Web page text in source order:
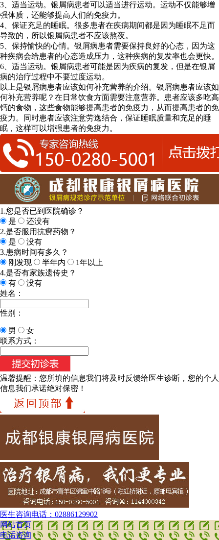
3、适当运动。银屑病患者可以适当进行运动。运动不仅能够增
强体质，还能够提高人们的免疫力。
4、保证充足的睡眠。很多患者在疾病期间都是因为睡眠不足而
导致的，所以银屑病患者不应该熬夜。
5、保持愉快的心情。银屑病患者需要保持良好的心态，因为这
种疾病会给患者的心态造成压力，这种疾病的复发率也会更快。
6、适当运动。银屑病患者可能是因为疾病的复发，但是在银屑
病的治疗过程中不要过度运动。
以上是银屑病患者应该如何补充营养的介绍。银屑病患者应该如
何补充营养呢？在日常饮食方面需要注意营养。患者应该多吃高
钙的食物，这些食物能够提高患者的免疫力，从而提高患者的免
疫力。同时患者应该注意劳逸结合，保证睡眠质量和充足的睡
眠，这样可以增强患者的免疫力。
1.您是否已到医院确诊？
是
还没有
2.是否服用抗癣药物？
是
没有
3.患病时间有多久？
刚发现
半年内
1年以上
4.是否有家族遗传史？
有
没有
姓名：
性别：
男
女
联系方式：
温馨提醒： 您所填的信息我们将及时反馈给医生诊断，您的个人
信息我们承诺绝对保密！
医生咨询电话： 02886129902
网站首页
电话咨询